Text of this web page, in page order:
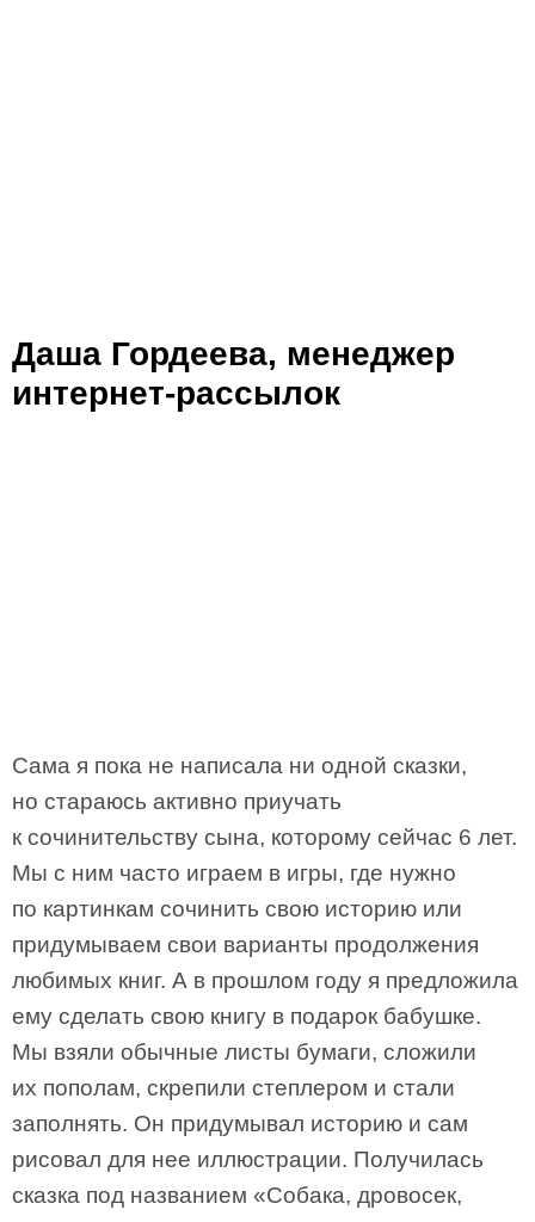
Даша Гордеева, менеджер
интернет-рассылок
Сама я пока не написала ни одной сказки,
но стараюсь активно приучать
к сочинительству сына, которому сейчас 6 лет.
Мы с ним часто играем в игры, где нужно
по картинкам сочинить свою историю или
придумываем свои варианты продолжения
любимых книг. А в прошлом году я предложила
ему сделать свою книгу в подарок бабушке.
Мы взяли обычные листы бумаги, сложили
их пополам, скрепили степлером и стали
заполнять. Он придумывал историю и сам
рисовал для нее иллюстрации. Получилась
сказка под названием «Собака, дровосек,